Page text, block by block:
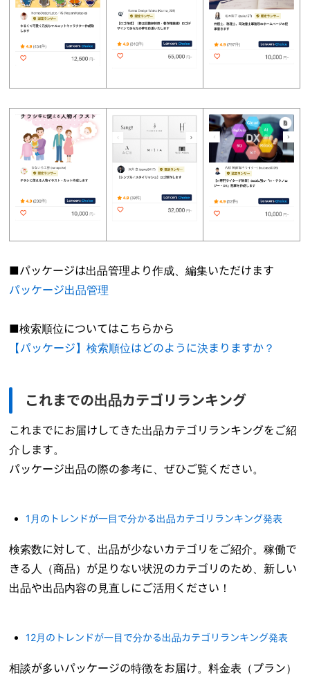
■パッケージは出品管理より作成、編集いただけます
パッケージ出品管理
■検索順位についてはこちらから
【パッケージ】検索順位はどのように決まりますか？
これまでの出品カテゴリランキング
これまでにお届けしてきた出品カテゴリランキングをご紹
介します。
パッケージ出品の際の参考に、ぜひご覧ください。
1月のトレンドが一目で分かる出品カテゴリランキング発表
検索数に対して、出品が少ないカテゴリをご紹介。稼働で
きる人（商品）が足りない状況のカテゴリのため、新しい
出品や出品内容の見直しにご活用ください！
12月のトレンドが一目で分かる出品カテゴリランキング発表
相談が多いパッケージの特徴をお届け。料金表（プラン）